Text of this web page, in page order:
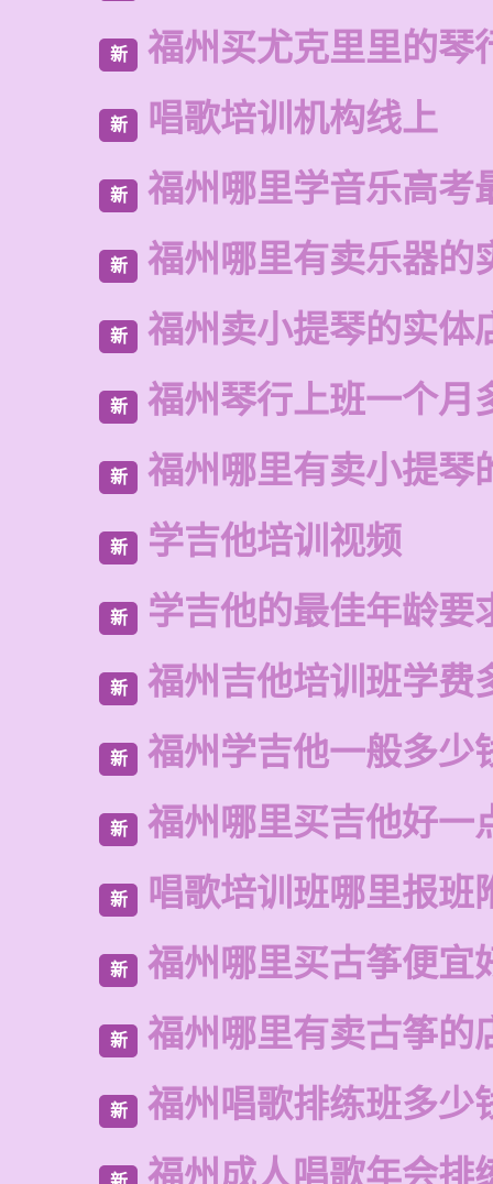
新 福州买尤克里里的琴
新 唱歌培训机构线上
新 福州哪里学音乐高考
新 福州哪里有卖乐器的
新 福州卖小提琴的实体
新 福州琴行上班一个月
新 福州哪里有卖小提琴
新 学吉他培训视频
新 学吉他的最佳年龄要
新 福州吉他培训班学费
新 福州学吉他一般多少
新 福州哪里买吉他好一
新 唱歌培训班哪里报班
新 福州哪里买古筝便宜
新 福州哪里有卖古筝的
新 福州唱歌排练班多少
福州成人唱歌年会排